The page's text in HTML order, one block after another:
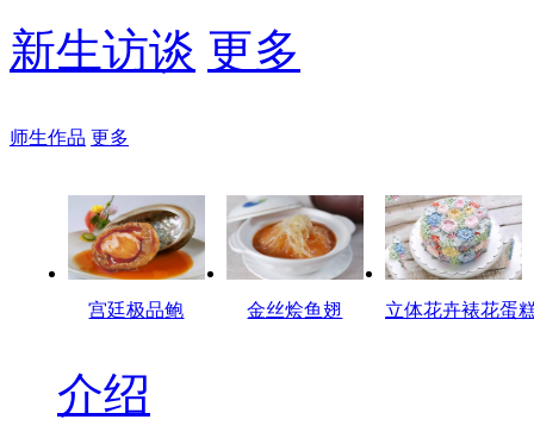
新生访谈 更多
师生作品 更多
宫廷极品鲍 金丝烩鱼翅 立体花卉裱花蛋
介绍